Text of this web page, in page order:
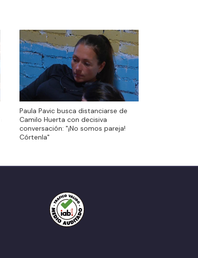
Camilo Huerta con decisiva
conversación: "¡No somos pareja!
Córtenla"
Paula Pavic busca distanciarse de
Camilo Huerta con decisiva
conversación: "¡No somos pareja!
Córtenla"